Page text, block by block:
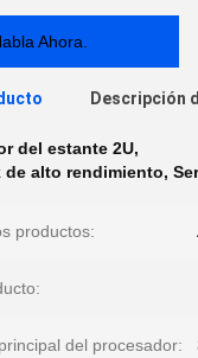
Ahora.
Descripción
del estante 2U,
de alto rendimiento,
productos:
del procesador: